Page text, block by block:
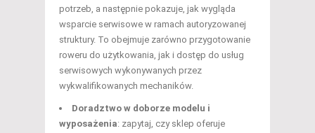
potrzeb, a następnie pokazuje, jak wygląda
wsparcie serwisowe w ramach autoryzowanej
struktury. To obejmuje zarówno przygotowanie
roweru do użytkowania, jak i dostęp do usług
serwisowych wykonywanych przez
wykwalifikowanych mechaników.
Doradztwo w doborze modelu i
wyposażenia: zapytaj, czy sklep oferuje